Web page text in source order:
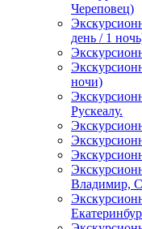
Череповец)
день / 1
ночи)
Рускеалу.
Владимир,